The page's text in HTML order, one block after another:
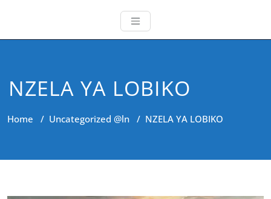
NZELA YA LOBIKO
Home / Uncategorized @ln / NZELA YA LOBIKO